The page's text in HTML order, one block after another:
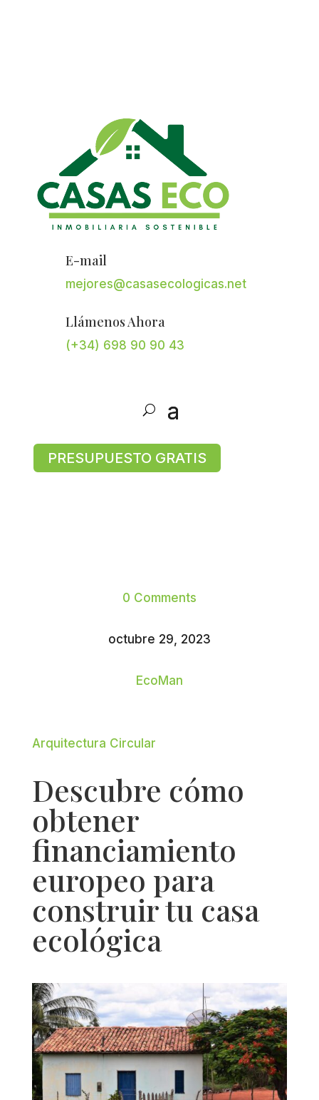
E-mail
mejores@casasecologicas.net
Llámenos Ahora
(+34) 698 90 90 43
PRESUPUESTO GRATIS
0 Comments
octubre 29, 2023
EcoMan
Arquitectura Circular
Descubre cómo
obtener
financiamiento
europeo para
construir tu casa
ecológica